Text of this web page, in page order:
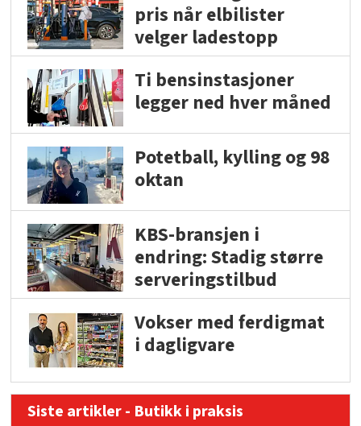
pris når elbilister
velger ladestopp
Ti bensinstasjoner
legger ned hver måned
Potetball, kylling og 98
oktan
KBS-bransjen i
endring: Stadig større
serveringstilbud
Vokser med ferdigmat
i dagligvare
Siste artikler - Butikk i praksis